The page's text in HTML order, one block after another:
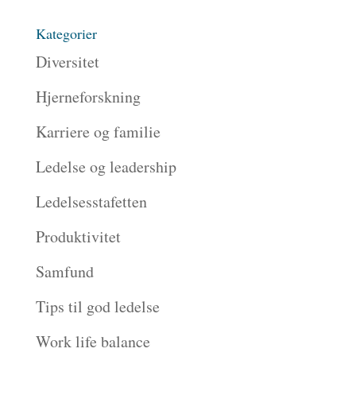
Kategorier
Diversitet
Hjerneforskning
Karriere og familie
Ledelse og leadership
Ledelsesstafetten
Produktivitet
Samfund
Tips til god ledelse
Work life balance